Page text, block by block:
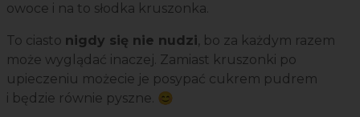
owoce i na to słodka kruszonka.
To ciasto nigdy się nie nudzi, bo za każdym razem
może wyglądać inaczej. Zamiast kruszonki po
upieczeniu możecie je posypać cukrem pudrem
i będzie równie pyszne. 😊